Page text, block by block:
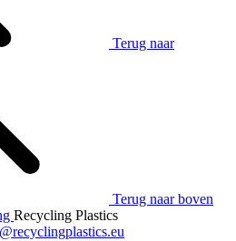
Terug naar
Terug naar boven
Recycling Plastics